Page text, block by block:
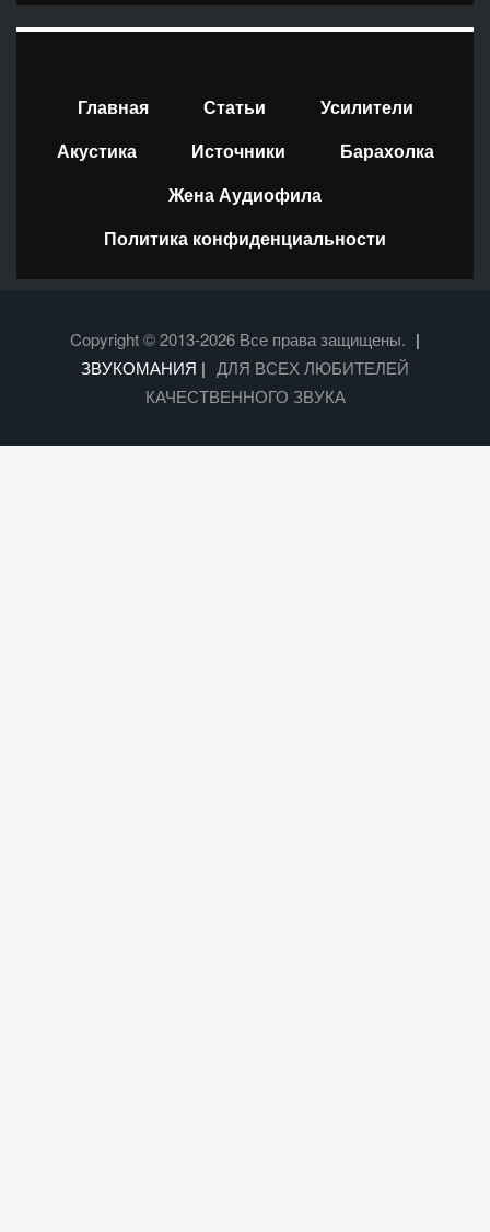
Главная Статьи
Усилители
Акустика
Источники
Барахолка
Жена Аудиофила
Политика конфиденциальности
Copyright © 2013-2026 Все права защищены. |
ЗВУКОМАНИЯ | ДЛЯ ВСЕХ ЛЮБИТЕЛЕЙ
КАЧЕСТВЕННОГО ЗВУКА